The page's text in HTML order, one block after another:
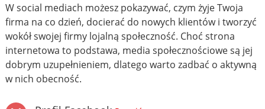
W social mediach możesz pokazywać, czym żyje Twoja
firma na co dzień, docierać do nowych klientów i tworzyć
wokół swojej firmy lojalną społeczność. Choć strona
internetowa to podstawa, media społecznościowe są jej
dobrym uzupełnieniem, dlatego warto zadbać o aktywną
w nich obecność.